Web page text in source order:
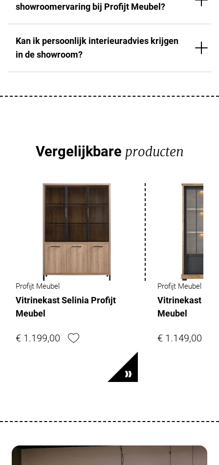
showroomervaring bij Profijt Meubel?
Kan ik persoonlijk interieuradvies krijgen
in de showroom?
Vergelijkbare producten
Profijt Meubel
Vitrinekast Selinia Profijt
Meubel
€ 1.199,00
Profijt Meubel
Vitrinekast
Meubel
€ 1.149,00